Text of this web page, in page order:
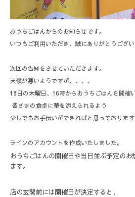
おうちごはんからのお知らせです。
いつもご利用いただき、誠にありがとうござい
次回の告知をさせていただきます。
天候が悪いようですが、、、、
18日の木曜日、16時からおうちごはんを開催
皆さまの食卓に華を添えられるよう
少しでもお手伝いができればと思っております
ラインのアカウントを作成いたしました。
おうちごはんの開催日や当日並ぶ予定のお
ます。
店の玄関前には開催日が決定すると、